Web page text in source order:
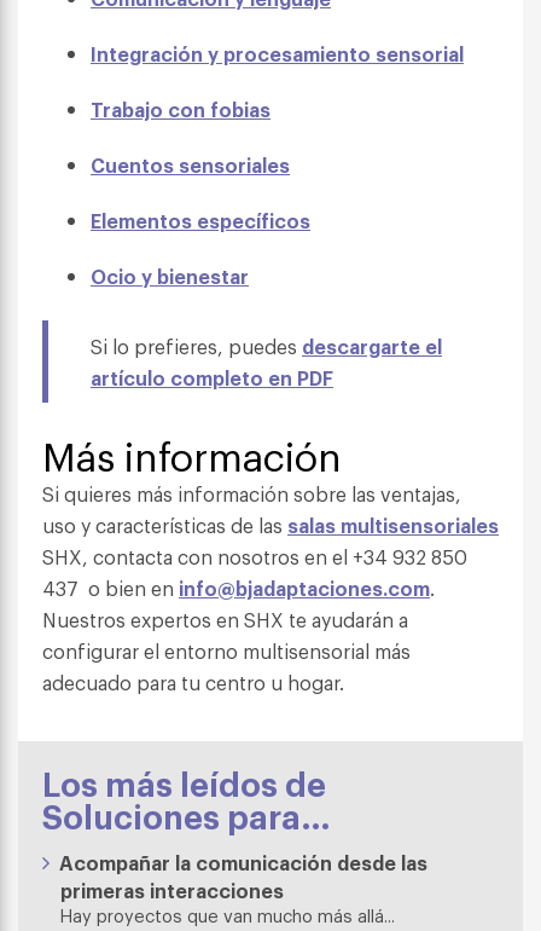
Integración y procesamiento sensorial
Trabajo con fobias
Cuentos sensoriales
Elementos específicos
Ocio y bienestar
Si lo prefieres, puedes descargarte el
artículo completo en PDF
Más información
Si quieres más información sobre las ventajas,
uso y características de las salas multisensoriales
SHX, contacta con nosotros en el +34 932 850
437 o bien en info@bjadaptaciones.com.
Nuestros expertos en SHX te ayudarán a
configurar el entorno multisensorial más
adecuado para tu centro u hogar.
Los más leídos de
Soluciones para…
Acompañar la comunicación desde las
primeras interacciones
Hay proyectos que van mucho más allá...